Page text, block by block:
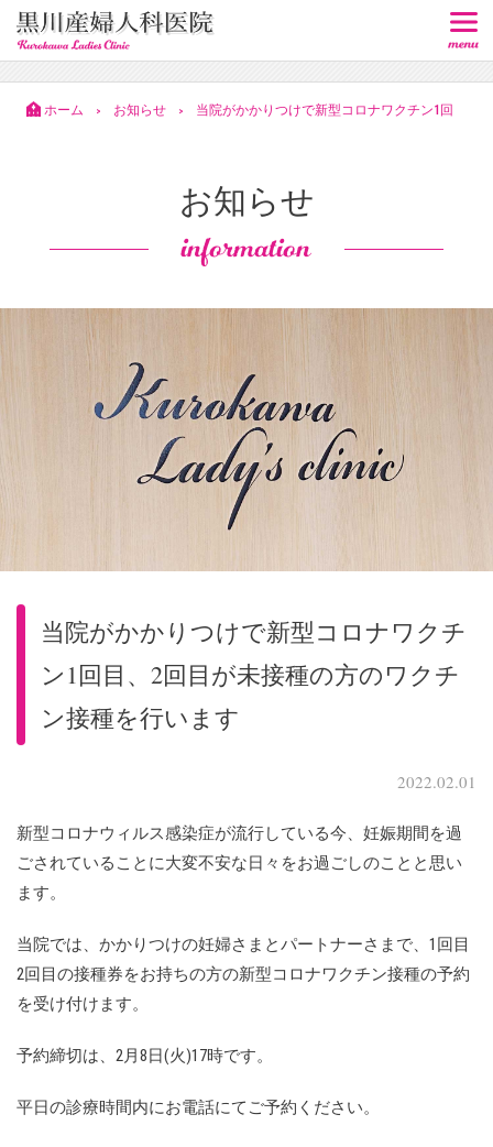
ホーム > お知らせ >
当院がかかりつけで新型コロナワクチン1回
お知らせ
information
当院がかかりつけで新型コロナワクチ
ン1回目、2回目が未接種の方のワクチ
ン接種を行います
2022.02.01
新型コロナウィルス感染症が流行している今、妊娠期間を過
ごされていることに大変不安な日々をお過ごしのことと思い
ます。
当院では、かかりつけの妊婦さまとパートナーさまで、1回目
2回目の接種券をお持ちの方の新型コロナワクチン接種の予約
を受け付けます。
予約締切は、2月8日(火)17時です。
平日の診療時間内にお電話にてご予約ください。